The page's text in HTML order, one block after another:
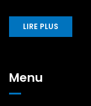
LIRE PLUS
Menu